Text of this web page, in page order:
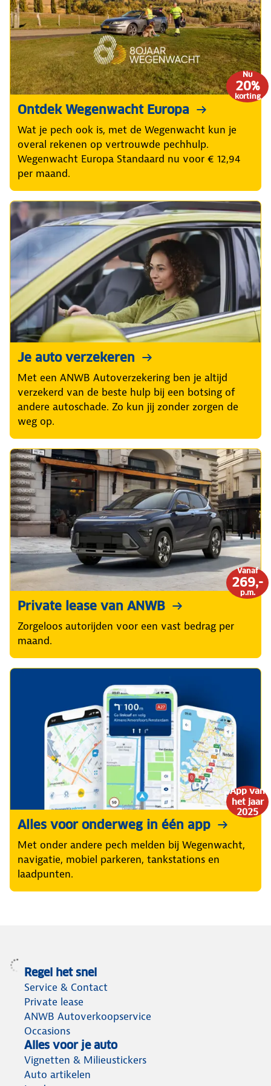
Nu
20%
korting
Ontdek Wegenwacht Europa
Wat je pech ook is, met de Wegenwacht kun je
overal rekenen op vertrouwde pechhulp.
Wegenwacht Europa Standaard nu voor € 12,94
per maand.
Je auto verzekeren
Met een ANWB Autoverzekering ben je altijd
verzekerd van de beste hulp bij een botsing of
andere autoschade. Zo kun jij zonder zorgen de
weg op.
Vanaf
269,-
p.m.
Private lease van ANWB
Zorgeloos autorijden voor een vast bedrag per
maand.
App van
het jaar
2025
Alles voor onderweg in één app
Met onder andere pech melden bij Wegenwacht,
navigatie, mobiel parkeren, tankstations en
laadpunten.
Regel het snel
Service & Contact
Private lease
ANWB Autoverkoopservice
Occasions
Alles voor je auto
Vignetten & Milieustickers
Auto artikelen